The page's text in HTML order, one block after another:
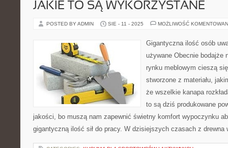
JAKIE TO SĄ WYKORZYSTANE
POSTED BY ADMIN SIE - 11 - 2025 MOŻLIWOŚĆ
Gigantyczna ilość osób
używane Obecnie bodajże
rynku meblowym cieszą
stworzone z materiału,
że wszelkie kanapa
to są dziś produkowane
jakości, bo muszą nam zapewnić świetny komfort wypoczynku
gigantyczną ilość sił do pracy. W dzisiejszych czasach z